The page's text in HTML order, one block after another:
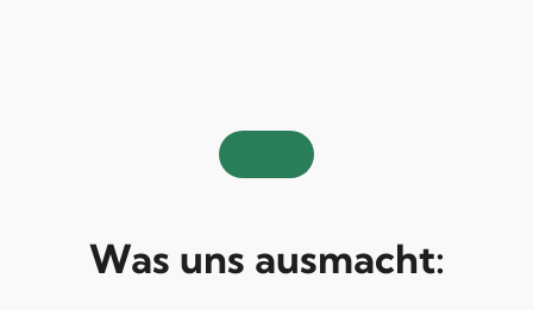
Was uns ausmacht: